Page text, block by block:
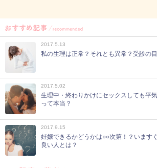
2017.5.13
私の生理は正常？それとも異常？受診の
2017.5.02
生理中・終わりかけにセックスしても平
って本当？
2017.9.15
妊娠できるかどうかは○○次第！？います
良い人とは？